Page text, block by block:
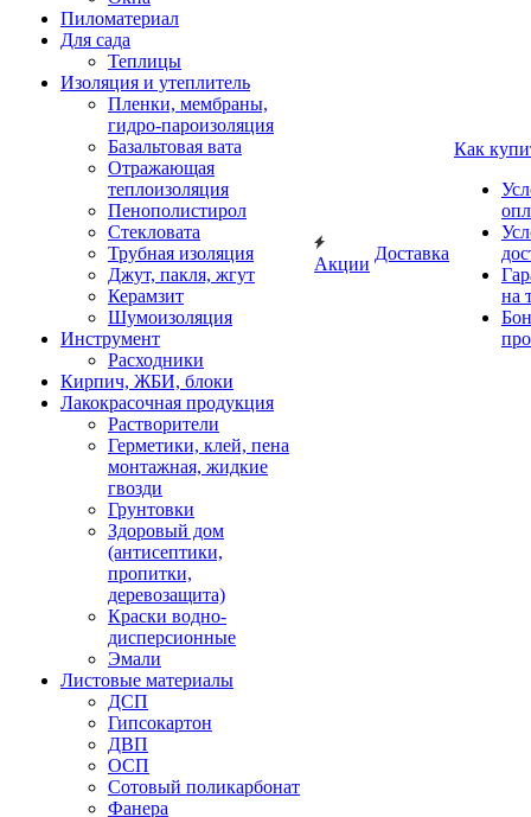
Пиломатериал
Для сада
Теплицы
Изоляция и утеплитель
Пленки, мембраны,
гидро-пароизоляция
Базальтовая вата
Отражающая
теплоизоляция
Пенополистирол
Стекловата
Трубная изоляция
Джут, пакля, жгут
Керамзит
Шумоизоляция
Инструмент
Расходники
Кирпич, ЖБИ, блоки
Лакокрасочная продукция
Растворители
Герметики, клей, пена
монтажная, жидкие
гвозди
Грунтовки
Здоровый дом
(антисептики,
пропитки,
деревозащита)
Краски водно-
дисперсионные
Эмали
Листовые материалы
ДСП
Гипсокартон
ДВП
ОСП
Сотовый поликарбонат
Фанера
Акции
Доставка
Как
на